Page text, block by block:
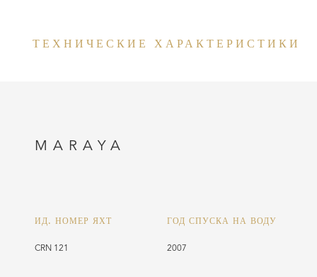
ТЕХНИЧЕСКИЕ ХАРАКТЕРИСТИКИ
MARAYA
ИД. НОМЕР ЯХТ
CRN 121
ГОД СПУСКА НА ВОДУ
2007